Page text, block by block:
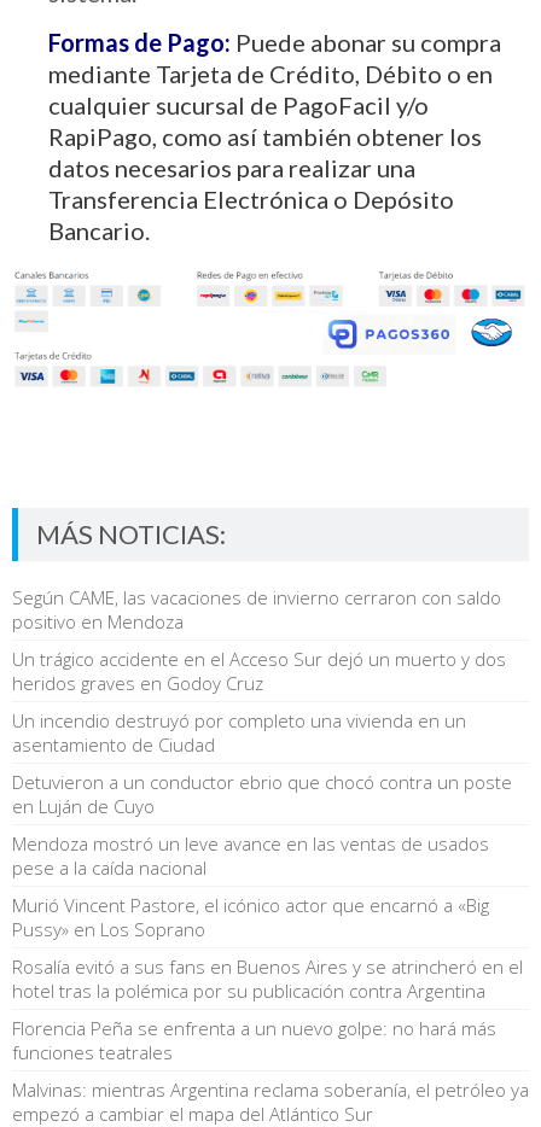
Formas de Pago: Puede abonar su compra
mediante Tarjeta de Crédito, Débito o en
cualquier sucursal de PagoFacil y/o
RapiPago, como así también obtener los
datos necesarios para realizar una
Transferencia Electrónica o Depósito
Bancario.
MÁS NOTICIAS:
Según CAME, las vacaciones de invierno cerraron con saldo
positivo en Mendoza
Un trágico accidente en el Acceso Sur dejó un muerto y dos
heridos graves en Godoy Cruz
Un incendio destruyó por completo una vivienda en un
asentamiento de Ciudad
Detuvieron a un conductor ebrio que chocó contra un poste
en Luján de Cuyo
Mendoza mostró un leve avance en las ventas de usados
pese a la caída nacional
Murió Vincent Pastore, el icónico actor que encarnó a «Big
Pussy» en Los Soprano
Rosalía evitó a sus fans en Buenos Aires y se atrincheró en el
hotel tras la polémica por su publicación contra Argentina
Florencia Peña se enfrenta a un nuevo golpe: no hará más
funciones teatrales
Malvinas: mientras Argentina reclama soberanía, el petróleo ya
empezó a cambiar el mapa del Atlántico Sur